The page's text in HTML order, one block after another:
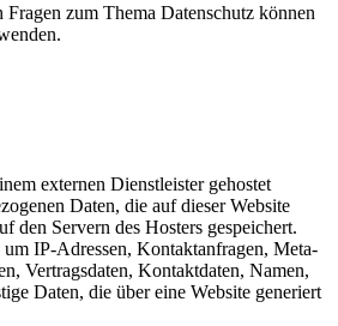
zum Thema Datenschutz können
externen Dienstleister gehostet
Daten, die auf dieser Website
den Servern des Hosters gespeichert.
IP-Adressen, Kontaktanfragen, Meta-
Vertragsdaten, Kontaktdaten, Namen,
Daten, die über eine Website generiert